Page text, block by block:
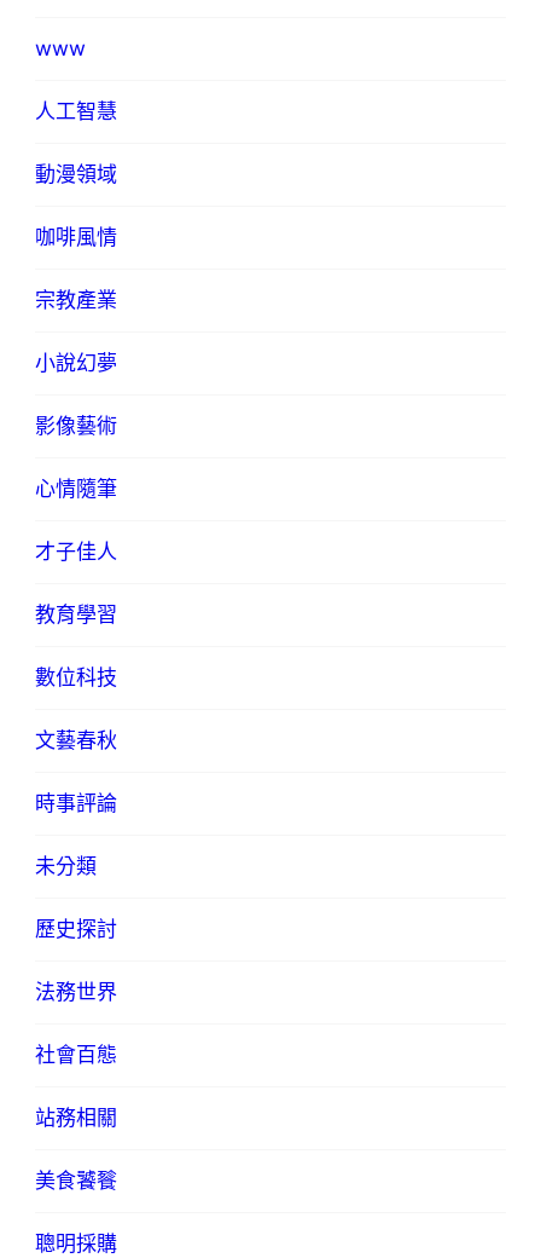
www
人工智慧
動漫領域
咖啡風情
宗教產業
小說幻夢
影像藝術
心情隨筆
才子佳人
教育學習
數位科技
文藝春秋
時事評論
未分類
歷史探討
法務世界
社會百態
站務相關
美食饕餮
聰明採購